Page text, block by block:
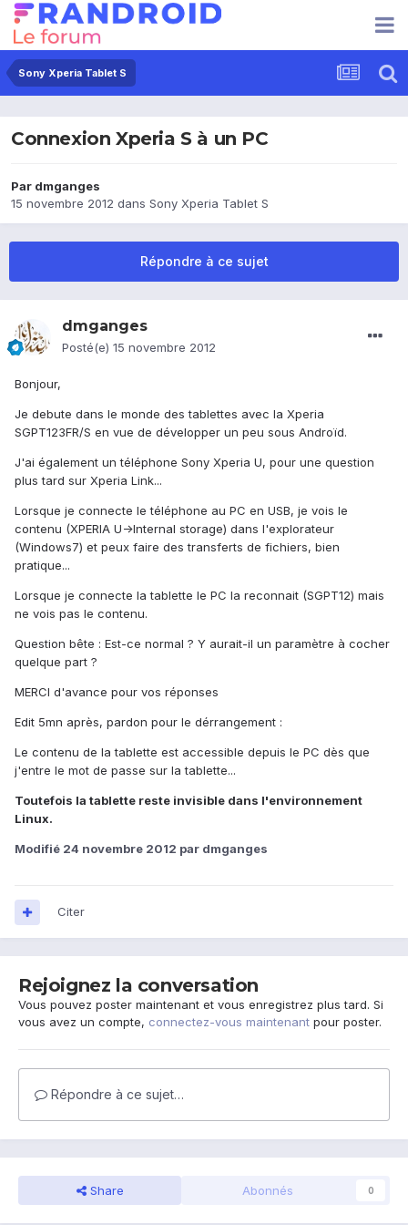
Sony Xperia Tablet S
Connexion Xperia S à un PC
Par dmganges
15 novembre 2012 dans Sony Xperia Tablet S
Répondre à ce sujet
dmganges
Posté(e) 15 novembre 2012
Bonjour,
Je debute dans le monde des tablettes avec la Xperia
SGPT123FR/S en vue de développer un peu sous Androïd.
J'ai également un téléphone Sony Xperia U, pour une question
plus tard sur Xperia Link...
Lorsque je connecte le téléphone au PC en USB, je vois le
contenu (XPERIA U->Internal storage) dans l'explorateur
(Windows7) et peux faire des transferts de fichiers, bien
pratique...
Lorsque je connecte la tablette le PC la reconnait (SGPT12) mais
ne vois pas le contenu.
Question bête : Est-ce normal ? Y aurait-il un paramètre à cocher
quelque part ?
MERCI d'avance pour vos réponses
Edit 5mn après, pardon pour le dérrangement :
Le contenu de la tablette est accessible depuis le PC dès que
j'entre le mot de passe sur la tablette...
Toutefois la tablette reste invisible dans l'environnement
Linux.
Modifié 24 novembre 2012 par dmganges
Citer
Rejoignez la conversation
Vous pouvez poster maintenant et vous enregistrez plus tard. Si
vous avez un compte, connectez-vous maintenant pour poster.
Répondre à ce sujet…
Share Abonnés 0